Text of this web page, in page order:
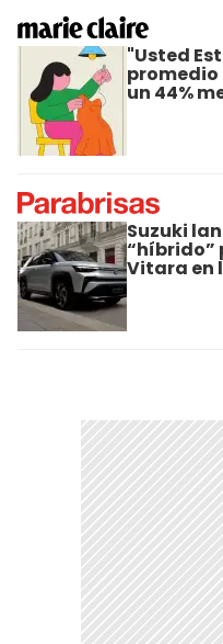
"Usted
promedio
un 44%
Suzuki
“híbrido”
Vitara en